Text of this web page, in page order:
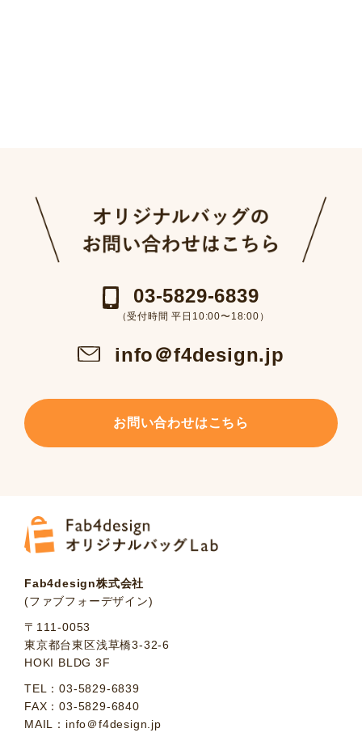
03-5829-6839
（受付時間 平日10:00〜18:00）
info＠f4design.jp
お問い合わせはこちら
Fab4design株式会社
(ファブフォーデザイン)
〒111-0053
東京都台東区浅草橋3-32-6
HOKI BLDG 3F
TEL：03-5829-6839
FAX：03-5829-6840
MAIL：info＠f4design.jp